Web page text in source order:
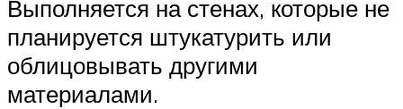
Выполняется на стенах, которые не
планируется штукатурить или
облицовывать другими
материалами.